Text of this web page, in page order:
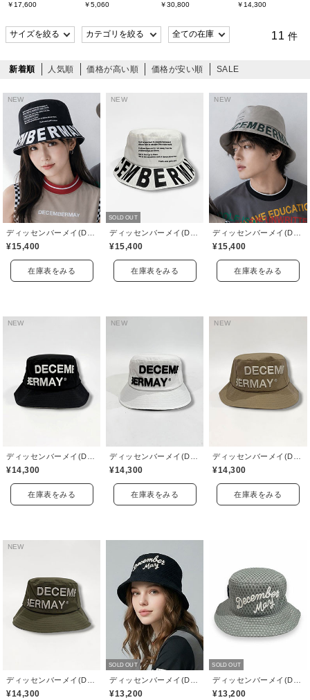
￥17,600 ￥5,060 ￥30,800 ￥14,300
11 件
新着順 人気順 価格が高い順 価格が安い順 SALE
NEW
¥15,400
在庫表をみる
NEW
SOLD OUT
¥15,400
在庫表をみる
NEW
¥15,400
在庫表をみる
NEW
¥14,300
在庫表をみる
NEW
¥14,300
在庫表をみる
NEW
¥14,300
在庫表をみる
NEW
¥14,300
SOLD OUT
¥13,200
SOLD OUT
¥13,200